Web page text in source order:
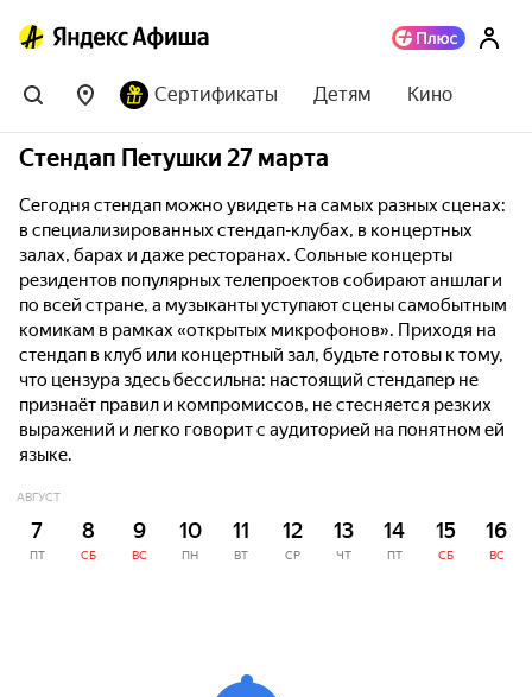
Сертификаты Детям Кино
Стендап Петушки 27 марта
Сегодня стендап можно увидеть на самых разных сценах:
в специализированных стендап-клубах, в концертных
залах, барах и даже ресторанах. Сольные концерты
резидентов популярных телепроектов собирают аншлаги
по всей стране, а музыканты уступают сцены самобытным
комикам в рамках «открытых микрофонов». Приходя на
стендап в клуб или концертный зал, будьте готовы к тому,
что цензура здесь бессильна: настоящий стендапер не
признаёт правил и компромиссов, не стесняется резких
выражений и легко говорит с аудиторией на понятном ей
языке.
АВГУСТ
7
ПТ
8
СБ
9
ВС
10
ПН
11
ВТ
12
СР
13
ЧТ
14
ПТ
15
СБ
16
ВС